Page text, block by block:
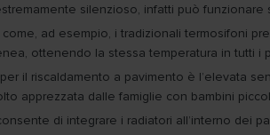
silenzioso, infatti può
ad esempio, i tradizionali termosifoni
ottenendo la stessa temperatura in tutti i
il riscaldamento a pavimento è l’elevata
apprezzata dalle famiglie con bambini
di integrare i radiatori all’interno dei